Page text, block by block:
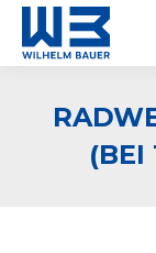
(BEI